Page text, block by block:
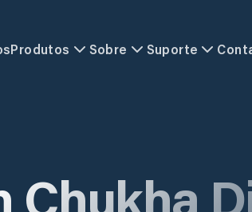
Produtos Sobre Suporte
Chukha